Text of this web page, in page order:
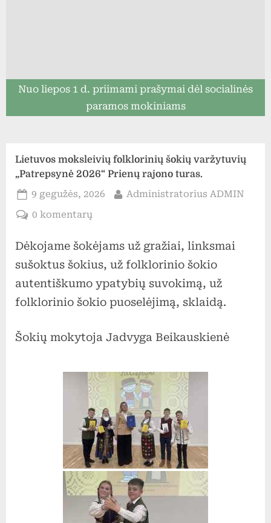
Nuo liepos 1 d. priimami prašymai dėl socialinės
paramos mokiniams
Lietuvos moksleivių folklorinių šokių varžytuvių
„Patrepsynė 2026“ Prienų rajono turas.
Posted
on
9 gegužės, 2026 By
Administratorius ADMIN
0 komentarųįraše
moksleivių
folklorinių
šokių
varžytuvių
„Patrepsynė
Prienų
turas.
Dėkojame šokėjams už gražiai, linksmai
sušoktus šokius, už folklorinio šokio
autentiškumo ypatybių suvokimą, už
folklorinio šokio puoselėjimą, sklaidą.
Šokių mokytoja Jadvyga Beikauskienė